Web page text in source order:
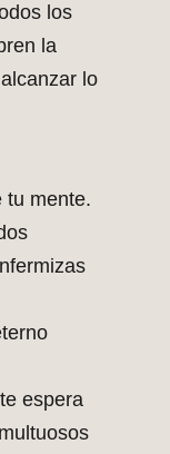
los
la
lo
tu mente.
espera